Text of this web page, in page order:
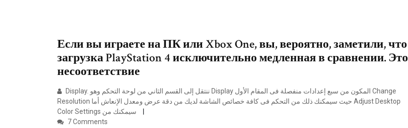
Если вы играете на ПК или Xbox One, вы, вероятно, заметили, что
загрузка PlayStation 4 исключительно медленная в сравнении. Это
несоответствие
Display. ننتقل إلى القسم الثاني من لوحة التحكم وهو Display المكون من سبع إعدادات منفصلة فى المقام الأول Change
Resolution حيث سيمكنك ذلك من التحكم فى كافة خصائص الشاشة لديك من دقة عرض ومعدل الإنعاش أما Adjust Desktop
7 Comments